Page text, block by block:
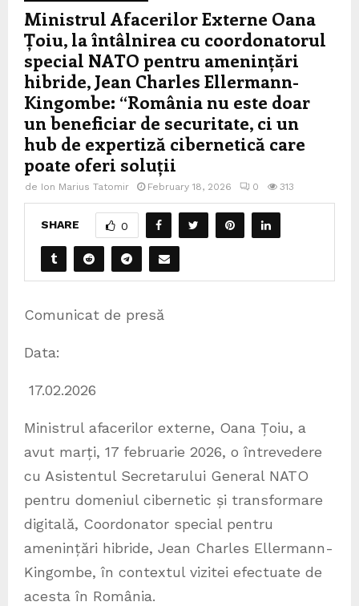
Ministrul Afacerilor Externe Oana
Țoiu, la întâlnirea cu coordonatorul
special NATO pentru amenințări
hibride, Jean Charles Ellermann-
Kingombe: “România nu este doar
un beneficiar de securitate, ci un
hub de expertiză cibernetică care
poate oferi soluții
de Ion Marius Tatomir February 18, 2026 0 313
SHARE 0
Comunicat de presă
Data:
17.02.2026
Ministrul afacerilor externe, Oana Țoiu, a
avut marți, 17 februarie 2026, o întrevedere
cu Asistentul Secretarului General NATO
pentru domeniul cibernetic și transformare
digitală, Coordonator special pentru
amenințări hibride, Jean Charles Ellermann-
Kingombe, în contextul vizitei efectuate de
acesta în România.